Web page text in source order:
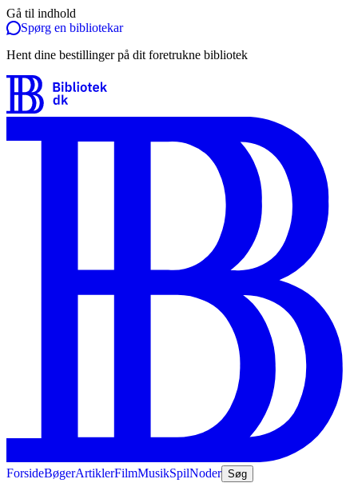
Gå til indhold
Spørg en bibliotekar
Hent dine bestillinger på dit foretrukne bibliotek
ForsideBøgerArtiklerFilmMusikSpilNoder Søg